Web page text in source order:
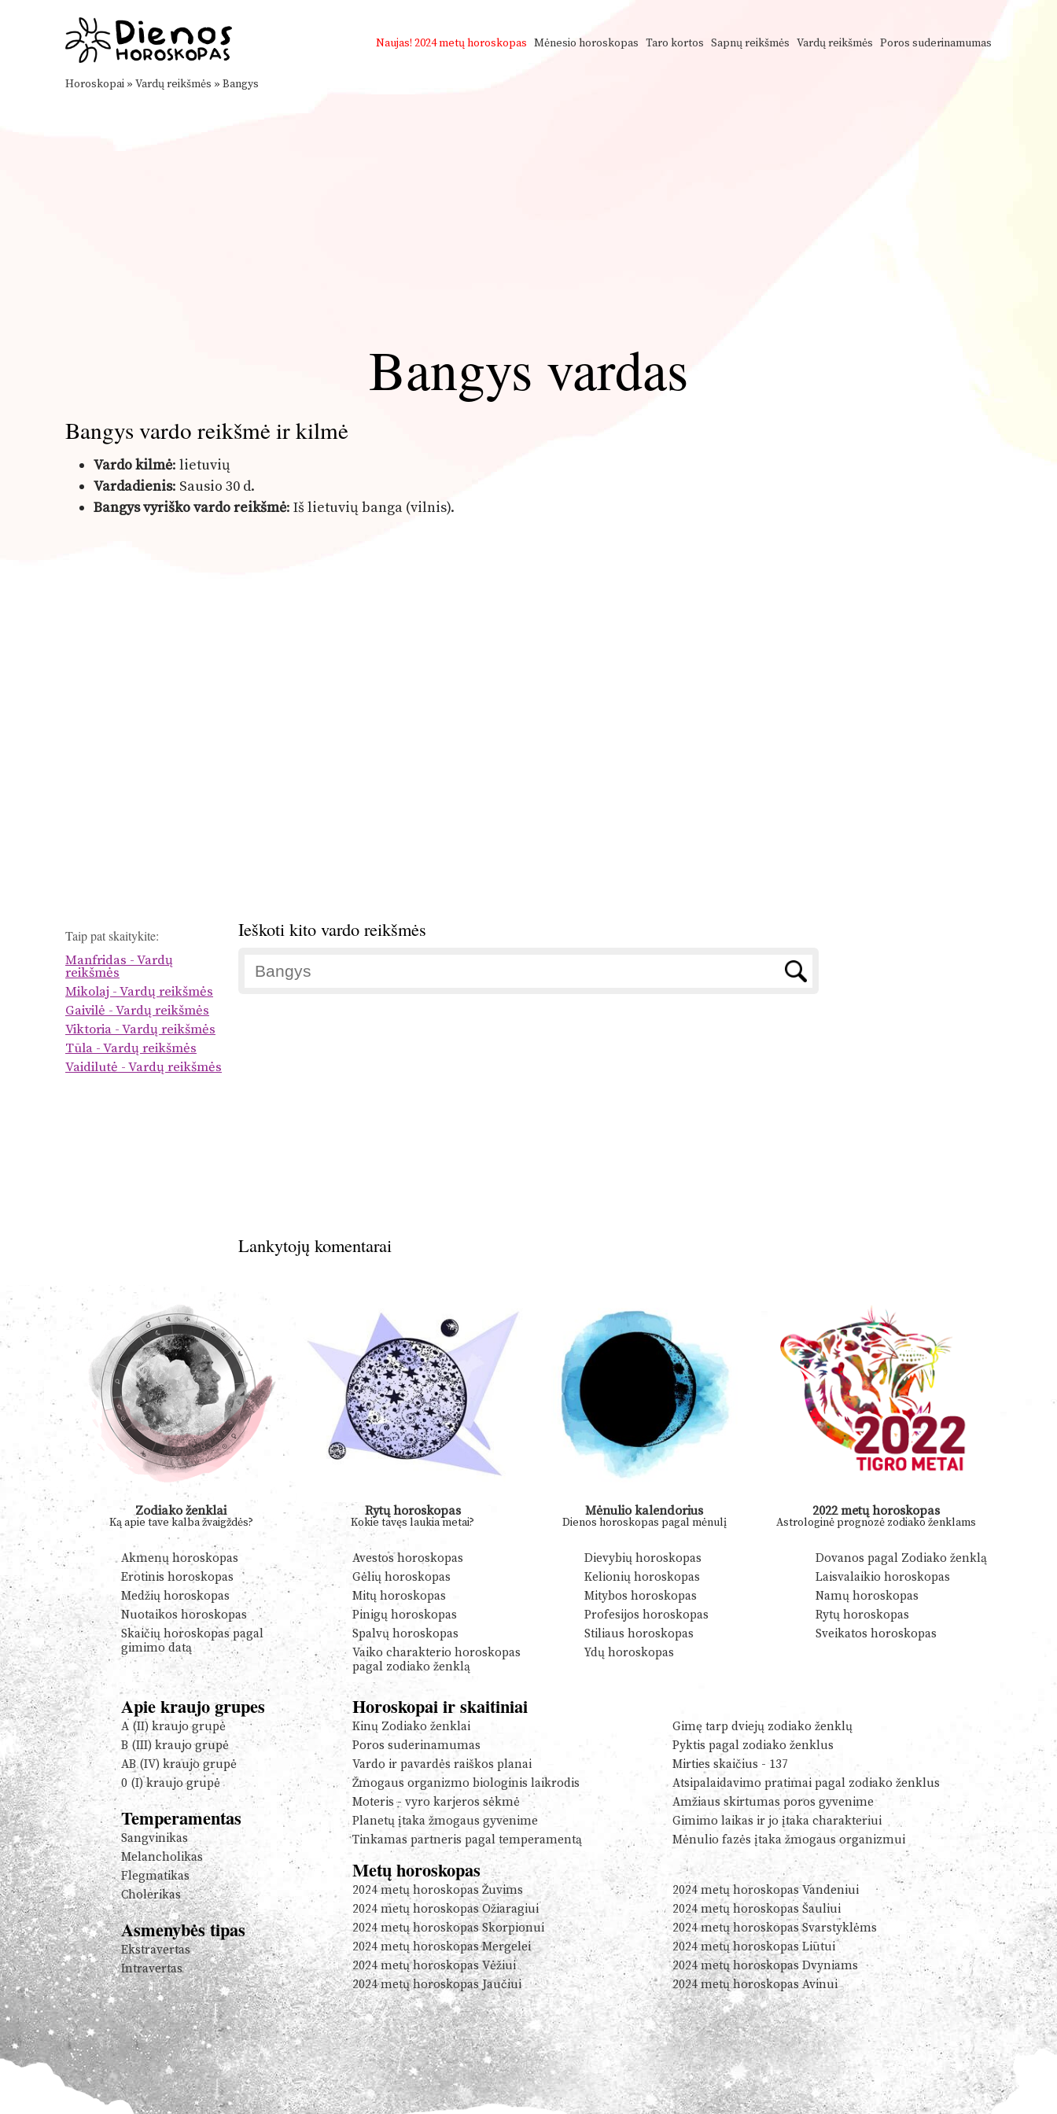
Naujas! 2024 metų horoskopas Mėnesio horoskopas Taro kortos Sapnų reikšmės Vardų reikšmės Poros suderinamumas
Horoskopai » Vardų reikšmės » Bangys
Bangys vardas
Bangys vardo reikšmė ir kilmė
Vardo kilmė: lietuvių
Vardadienis: Sausio 30 d.
Bangys vyriško vardo reikšmė: Iš lietuvių banga (vilnis).
Taip pat skaitykite:
Manfridas - Vardų
reikšmės
Mikolaj - Vardų reikšmės
Gaivilė - Vardų reikšmės
Viktoria - Vardų reikšmės
Tūla - Vardų reikšmės
Vaidilutė - Vardų reikšmės
Ieškoti kito vardo reikšmės
Lankytojų komentarai
Zodiako ženklai
Ką apie tave kalba žvaigždės?
Rytų horoskopas
Kokie tavęs laukia metai?
Mėnulio kalendorius
Dienos horoskopas pagal mėnulį
2022 metų horoskopas
Astrologinė prognozė zodiako ženklams
Akmenų horoskopas Avestos horoskopas Dievybių horoskopas
Dovanos pagal Zodiako ženklą
Erotinis horoskopas
Gėlių horoskopas Kelionių horoskopas
Laisvalaikio horoskopas
Medžių horoskopas
Mitų horoskopas Mitybos horoskopas
Namų horoskopas
Nuotaikos horoskopas
Pinigų horoskopas Profesijos horoskopas
Rytų horoskopas
Skaičių horoskopas pagal
gimimo datą
Spalvų horoskopas Stiliaus horoskopas
Sveikatos horoskopas
Vaiko charakterio horoskopas
pagal zodiako ženklą
Ydų horoskopas
Apie kraujo grupes
A (II) kraujo grupė
B (III) kraujo grupė
AB (IV) kraujo grupė
0 (I) kraujo grupė
Temperamentas
Sangvinikas
Melancholikas
Flegmatikas
Cholerikas
Asmenybės tipas
Ekstravertas
Intravertas
Horoskopai ir skaitiniai
Kinų Zodiako ženklai
Gimę tarp dviejų zodiako ženklų
Poros suderinamumas
Pyktis pagal zodiako ženklus
Vardo ir pavardės raiškos planai
Mirties skaičius - 137
Žmogaus organizmo biologinis laikrodis
Atsipalaidavimo pratimai pagal zodiako ženklus
Moteris - vyro karjeros sėkmė
Amžiaus skirtumas poros gyvenime
Planetų įtaka žmogaus gyvenime
Gimimo laikas ir jo įtaka charakteriui
Tinkamas partneris pagal temperamentą
Mėnulio fazės įtaka žmogaus organizmui
Metų horoskopas
2024 metų horoskopas Žuvims
2024 metų horoskopas Vandeniui
2024 metų horoskopas Ožiaragiui
2024 metų horoskopas Šauliui
2024 metų horoskopas Skorpionui
2024 metų horoskopas Svarstyklėms
2024 metų horoskopas Mergelei
2024 metų horoskopas Liūtui
2024 metų horoskopas Vėžiui
2024 metų horoskopas Dvyniams
2024 metų horoskopas Jaučiui
2024 metų horoskopas Avinui